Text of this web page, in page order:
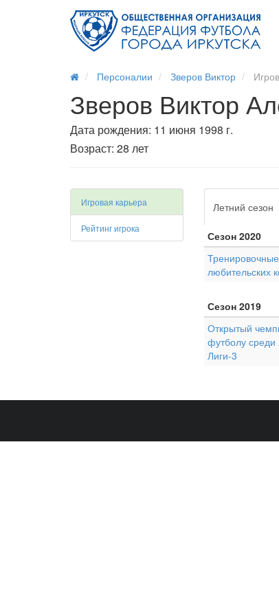
Персоналии Зверов Виктор
Зверов Виктор
Дата рождения: 11 июня 1998 г.
Возраст: 28 лет
Игровая карьера
Рейтинг игрока
Летний сезон
Сезон 2020
любительских
Сезон 2019
Открытый
футболу среди
Лиги-3